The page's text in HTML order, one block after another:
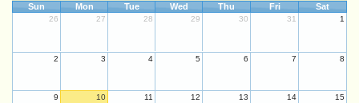
Sun Mon Tue Wed Thu Fri Sat
26 27 28 29 30 31 1
2 3 4 5 6 7 8
9 10 11 12 13 14
15